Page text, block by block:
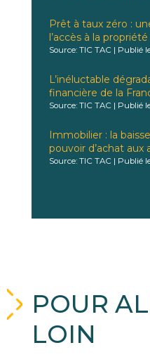
Prêt à taux zéro :
l’accès à la propriété
Source: TIC TAC Publié
L’inéluctable
financière de la
Source: TIC TAC Publié
Immobilier : la
pouvoir d’achat aux
Source: TIC TAC Publié
POUR
LOIN